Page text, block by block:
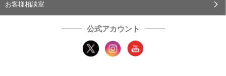
お客様相談室
公式アカウント